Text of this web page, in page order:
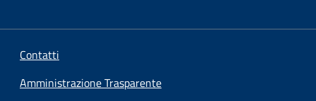
Contatti
Amministrazione Trasparente